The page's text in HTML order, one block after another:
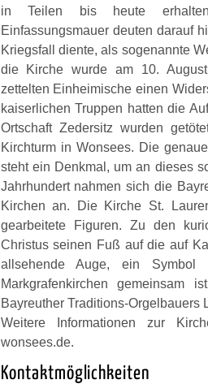
in Teilen bis heute
Einfassungsmauer deuten darauf
Kriegsfall diente, als sogenannte
die Kirche wurde am 10.
zettelten Einheimische einen
kaiserlichen Truppen hatten die
Ortschaft Zedersitz wurden
Kirchturm in Wonsees. Die
steht ein Denkmal, um an dieses
Jahrhundert nahmen sich die
Kirchen an. Die Kirche St.
gearbeitete Figuren. Zu den
Christus seinen Fuß auf die auf
allsehende Auge, ein
Markgrafenkirchen gemeinsam
Bayreuther Traditions-Orgelbauers
Weitere Informationen zur
wonsees.de.
Kontaktmöglichkeiten